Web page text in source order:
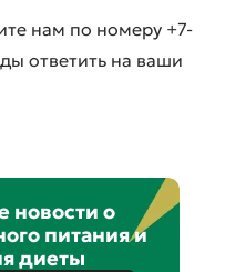
нам по номеру +7-
ответить на ваши
новости о
питания и
диеты